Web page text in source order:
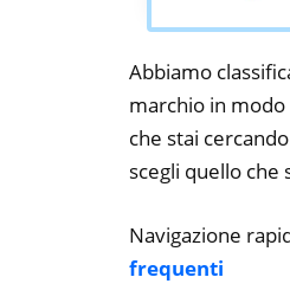
Abbiamo
marchio in
che stai
scegli quello che
Navigazione
frequenti